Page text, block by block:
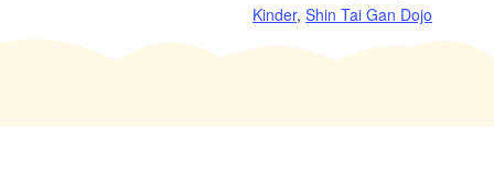
Kinder, Shin Tai Gan Dojo